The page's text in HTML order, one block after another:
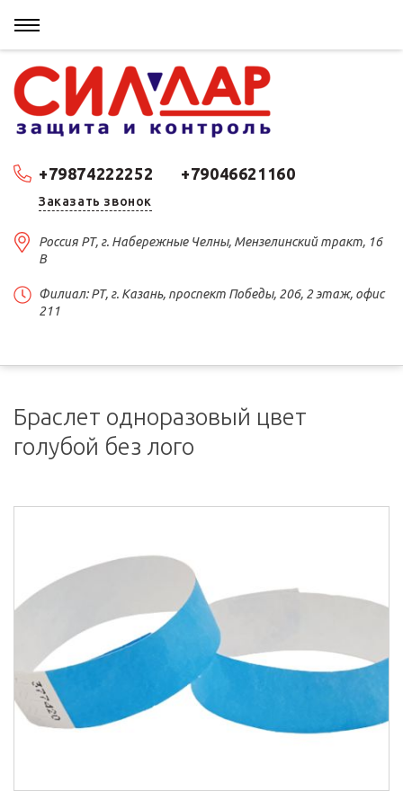
+79874222252 +79046621160
Заказать звонок
Россия РТ, г. Набережные Челны, Мензелинский тракт, 16
В
Филиал: РТ, г. Казань, проспект Победы, 206, 2 этаж, офис
211
Браслет одноразовый цвет
голубой без лого